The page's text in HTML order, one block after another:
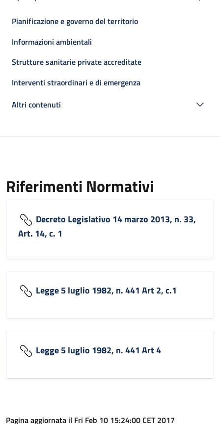
Pianificazione e governo del territorio
Informazioni ambientali
Strutture sanitarie private accreditate
Interventi straordinari e di emergenza
Altri contenuti
Riferimenti Normativi
Decreto Legislativo 14 marzo 2013, n. 33,
Art. 14, c. 1
Legge 5 luglio 1982, n. 441 Art 2, c.1
Legge 5 luglio 1982, n. 441 Art 4
Pagina aggiornata il Fri Feb 10 15:24:00 CET 2017